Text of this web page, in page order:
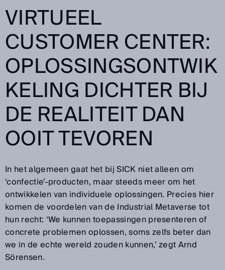
VIRTUEEL
CUSTOMER CENTER:
OPLOSSINGSONTWIK
KELING DICHTER BIJ
DE REALITEIT DAN
OOIT TEVOREN
In het algemeen gaat het bij SICK niet alleen om
‘confectie’-producten, maar steeds meer om het
ontwikkelen van individuele oplossingen. Precies hier
komen de voordelen van de Industrial Metaverse tot
hun recht: ‘We kunnen toepassingen presenteren of
concrete problemen oplossen, soms zelfs beter dan
we in de echte wereld zouden kunnen,’ zegt Arnd
Sörensen.